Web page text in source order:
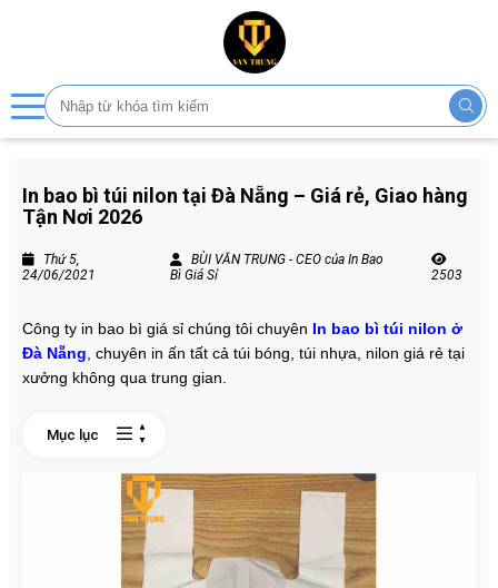
In bao bì túi nilon tại Đà Nẵng – Giá rẻ, Giao hàng
Tận Nơi 2026
Thứ 5,
24/06/2021
BÙI VĂN TRUNG - CEO của In Bao
Bì Giá Sỉ
2503
Công ty in bao bì giá sỉ chúng tôi chuyên In bao bì túi nilon ở
Đà Nẵng , chuyên in ấn tất cả túi bóng, túi nhựa, nilon giá rẻ tại
xưởng không qua trung gian.
Mục lục